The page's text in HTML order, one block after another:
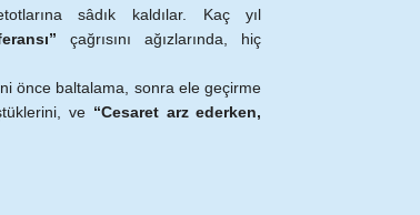
sâdık kaldılar. Kaç yıl
çağrısını ağızlarında, hiç
önce baltalama, sonra ele geçirme
ve “Cesaret arz ederken,